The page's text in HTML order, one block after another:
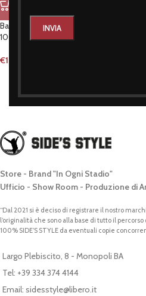
Bandiera nazionale brasiliana 70 x
100 cm
€19,90
Store - Brand "In Ogni Stadio"
Ufficio - Show Room - Produzione di
“Dal 2021 si è deciso di registrare il nostro
l’originalità che sono alla base di tutto il
100% SIDE’S STYLE da eventuali copie
Largo Plebiscito, 8 - Monopoli BA
Tel: +39 334 374 4144
Email: sidesstyle@libero.it